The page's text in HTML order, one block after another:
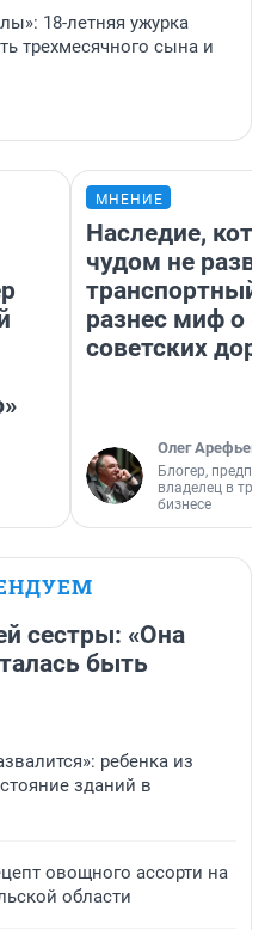
18-летняя ужурка
трехмесячного сына и
МНЕНИЕ
Наследие,
чудом не
транспортный
разнес миф о
советских
Олег Арефьев
Блогер,
владелец в
бизнесе
сестры: «Она
быть
ребенка из
зданий в
овощного ассорти на
области